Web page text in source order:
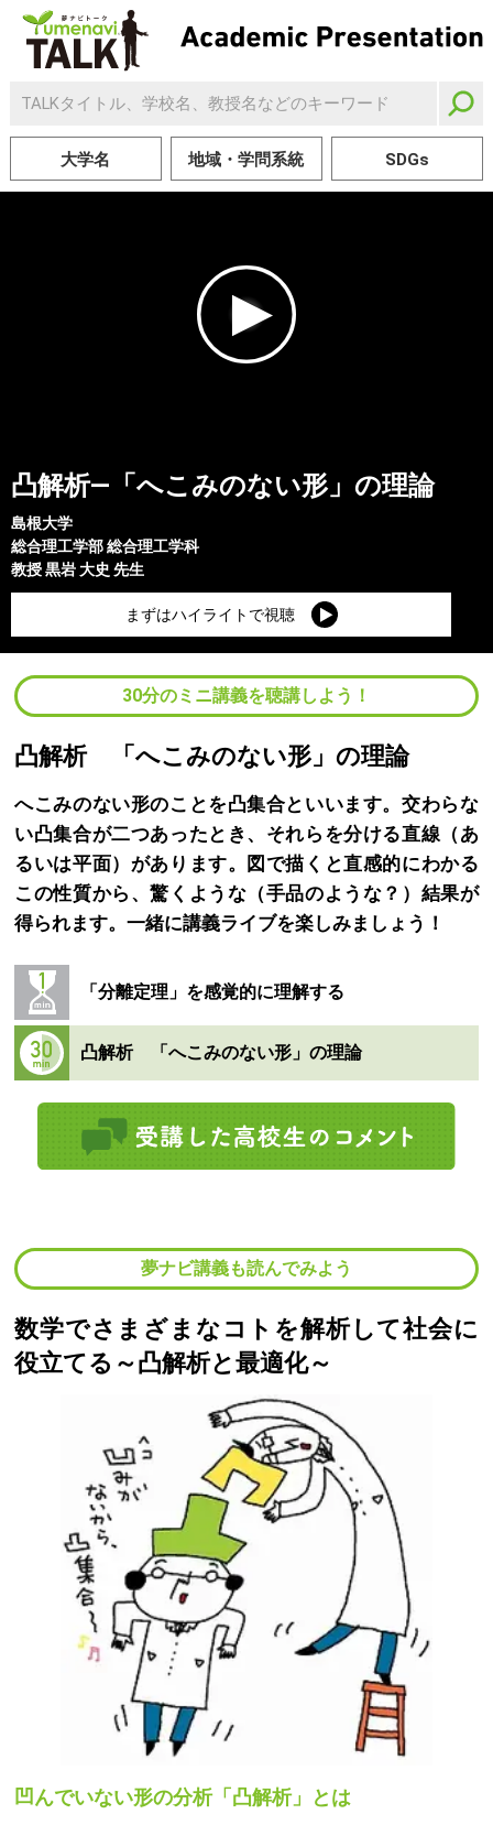
大学名 地域・学問系統 SDGs
凸解析―「へこみのない形」の理論
島根大学
総合理工学部総合理工学科
教授黒岩 大史 先生
まずはハイライトで視聴
30分のミニ講義を聴講しよう！
凸解析 「へこみのない形」の理論
へこみのない形のことを凸集合といいます。交わらな
い凸集合が二つあったとき、それらを分ける直線（あ
るいは平面）があります。図で描くと直感的にわかる
この性質から、驚くような（手品のような？）結果が
得られます。一緒に講義ライブを楽しみましょう！
「分離定理」を感覚的に理解する
凸解析 「へこみのない形」の理論
夢ナビ講義も読んでみよう
数学でさまざまなコトを解析して社会に
役立てる～凸解析と最適化～
凹んでいない形の分析「凸解析」とは